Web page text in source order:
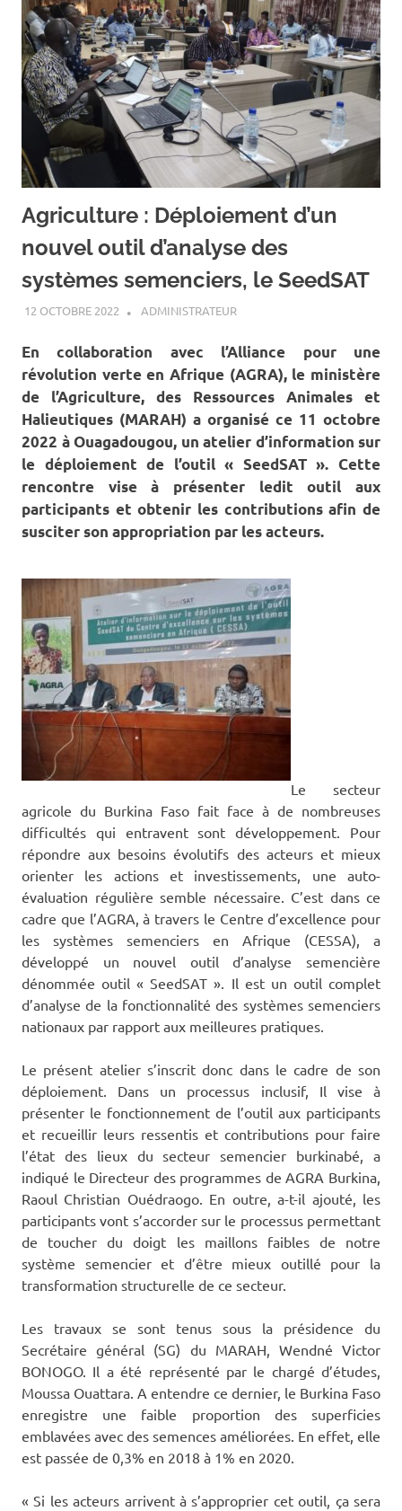
Agriculture : Déploiement d’un
nouvel outil d’analyse des
systèmes semenciers, le SeedSAT
12 OCTOBRE 2022 ADMINISTRATEURA LA UNE
En collaboration avec l’Alliance pour une
révolution verte en Afrique (AGRA), le ministère
de l’Agriculture, des Ressources Animales et
Halieutiques (MARAH) a organisé ce 11 octobre
2022 à Ouagadougou, un atelier d’information sur
le déploiement de l’outil « SeedSAT ». Cette
rencontre vise à présenter ledit outil aux
participants et obtenir les contributions afin de
susciter son appropriation par les acteurs.
Le secteur
agricole du Burkina Faso fait face à de nombreuses
difficultés qui entravent sont développement. Pour
répondre aux besoins évolutifs des acteurs et mieux
orienter les actions et investissements, une auto-
évaluation régulière semble nécessaire. C’est dans ce
cadre que l’AGRA, à travers le Centre d’excellence pour
les systèmes semenciers en Afrique (CESSA), a
développé un nouvel outil d’analyse semencière
dénommée outil « SeedSAT ». Il est un outil complet
d’analyse de la fonctionnalité des systèmes semenciers
nationaux par rapport aux meilleures pratiques.
Le présent atelier s’inscrit donc dans le cadre de son
déploiement. Dans un processus inclusif, Il vise à
présenter le fonctionnement de l’outil aux participants
et recueillir leurs ressentis et contributions pour faire
l’état des lieux du secteur semencier burkinabé, a
indiqué le Directeur des programmes de AGRA Burkina,
Raoul Christian Ouédraogo. En outre, a-t-il ajouté, les
participants vont s’accorder sur le processus permettant
de toucher du doigt les maillons faibles de notre
système semencier et d’être mieux outillé pour la
transformation structurelle de ce secteur.
Les travaux se sont tenus sous la présidence du
Secrétaire général (SG) du MARAH, Wendné Victor
BONOGO. Il a été représenté par le chargé d’études,
Moussa Ouattara. A entendre ce dernier, le Burkina Faso
enregistre une faible proportion des superficies
emblavées avec des semences améliorées. En effet, elle
est passée de 0,3% en 2018 à 1% en 2020.
« Si les acteurs arrivent à s’approprier cet outil, ça sera